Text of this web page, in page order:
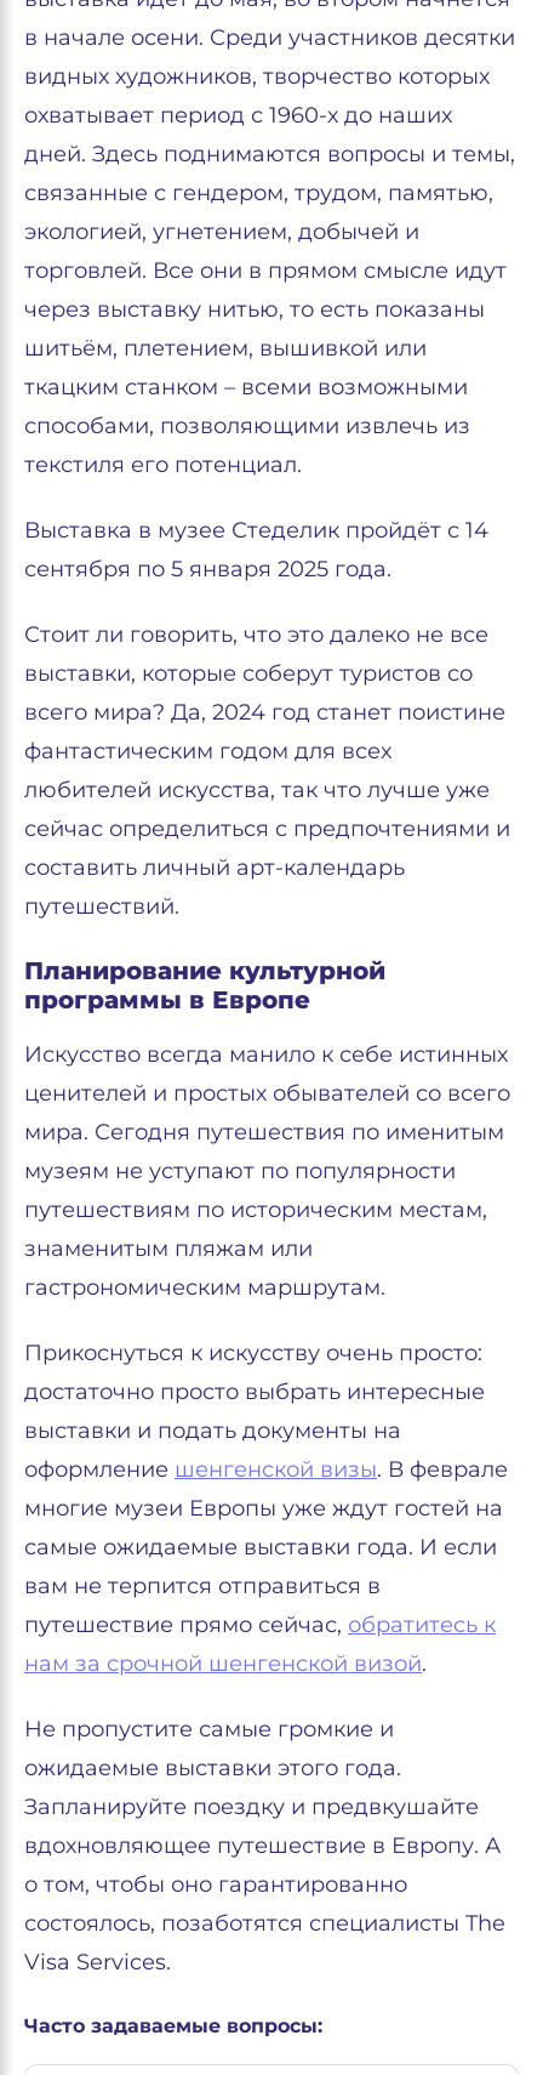
в начале осени. Среди участников десятки
видных художников, творчество которых
охватывает период с 1960-х до наших
дней. Здесь поднимаются вопросы и темы,
связанные с гендером, трудом, памятью,
экологией, угнетением, добычей и
торговлей. Все они в прямом смысле идут
через выставку нитью, то есть показаны
шитьём, плетением, вышивкой или
ткацким станком – всеми возможными
способами, позволяющими извлечь из
текстиля его потенциал.
Выставка в музее Стеделик пройдёт с 14
сентября по 5 января 2025 года.
Стоит ли говорить, что это далеко не все
выставки, которые соберут туристов со
всего мира? Да, 2024 год станет поистине
фантастическим годом для всех
любителей искусства, так что лучше уже
сейчас определиться с предпочтениями и
составить личный арт-календарь
путешествий.
Планирование культурной
программы в Европе
Искусство всегда манило к себе истинных
ценителей и простых обывателей со всего
мира. Сегодня путешествия по именитым
музеям не уступают по популярности
путешествиям по историческим местам,
знаменитым пляжам или
гастрономическим маршрутам.
Прикоснуться к искусству очень просто:
достаточно просто выбрать интересные
выставки и подать документы на
оформление шенгенской визы. В феврале
многие музеи Европы уже ждут гостей на
самые ожидаемые выставки года. И если
вам не терпится отправиться в
путешествие прямо сейчас, обратитесь к
нам за срочной шенгенской визой.
Не пропустите самые громкие и
ожидаемые выставки этого года.
Запланируйте поездку и предвкушайте
вдохновляющее путешествие в Европу. А
о том, чтобы оно гарантированно
состоялось, позаботятся специалисты The
Visa Services.
Часто задаваемые вопросы: